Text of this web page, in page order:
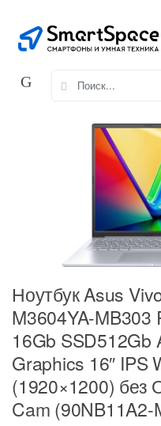
navigation
content
for:
Ноутбук Asus
M3604YA-MB303
16Gb SSD512Gb
Graphics 16″ IPS
(1920×1200) без
Cam (90NB11A2-